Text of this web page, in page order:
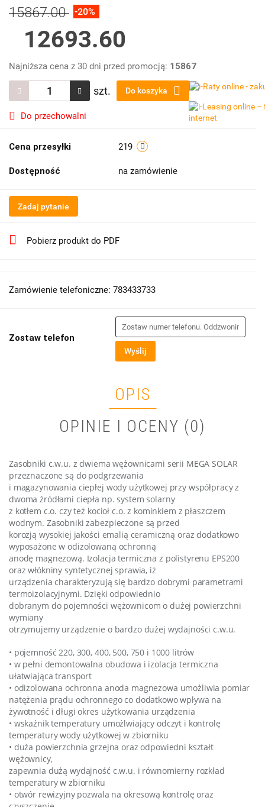
15867.00 -20%
12693.60
Najniższa cena z 30 dni przed promocją: 15867
szt. Do koszyka
Do przechowalni
Cena przesyłki 219
Dostępność na zamówienie
Zadaj pytanie
Pobierz produkt do PDF
Zamówienie telefoniczne: 783433733
Zostaw telefon
Wyślij
OPIS
OPINIE I OCENY (0)
Zasobniki c.w.u. z dwiema wężownicami serii MEGA SOLAR
przeznaczone są do podgrzewania
i magazynowania ciepłej wody użytkowej przy współpracy z
dwoma źródłami ciepła np. system solarny
z kotłem c.o. czy też kocioł c.o. z kominkiem z płaszczem
wodnym. Zasobniki zabezpieczone są przed
korozją wysokiej jakości emalią ceramiczną oraz dodatkowo
wyposażone w odizolowaną ochronną
anodę magnezową. Izolacja termiczna z polistyrenu EPS200
oraz włókniny syntetycznej sprawia, iż
urządzenia charakteryzują się bardzo dobrymi parametrami
termoizolacyjnymi. Dzięki odpowiednio
dobranym do pojemności wężownicom o dużej powierzchni
wymiany
otrzymujemy urządzenie o bardzo dużej wydajności c.w.u.
• pojemność 220, 300, 400, 500, 750 i 1000 litrów
• w pełni demontowalna obudowa i izolacja termiczna
ułatwiająca transport
• odizolowana ochronna anoda magnezowa umożliwia pomiar
natężenia prądu ochronnego co dodatkowo wpływa na
żywotność i długi okres użytkowania urządzenia
• wskaźnik temperatury umożlwiający odczyt i kontrolę
temperatury wody użytkowej w zbiorniku
• duża powierzchnia grzejna oraz odpowiedni kształt
wężownicy,
zapewnia dużą wydajność c.w.u. i równomierny rozkład
temperatury w zbiorniku
• otwór rewizyjny pozwala na okresową kontrolę oraz